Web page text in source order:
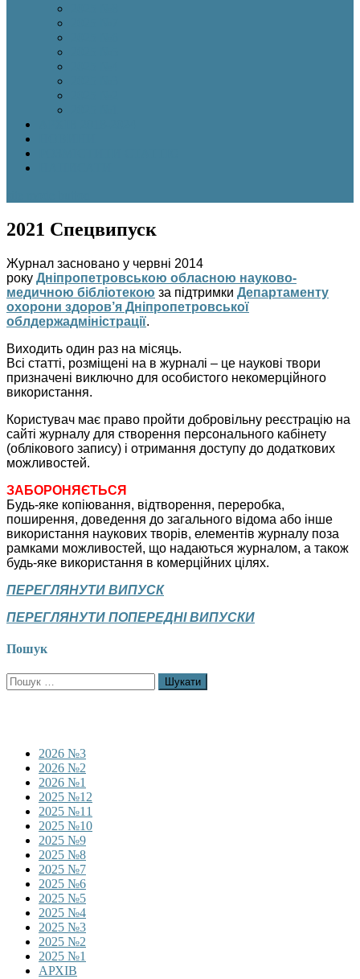
2021 Спецвипуск
Журнал засновано у червні 2014
року Дніпропетровською обласною науково-
медичною бібліотекою за підтримки Департаменту
охорони здоров’я Дніпропетровської
облдержадміністрації.
Виходить один раз на місяць.
Всі статті, розміщені на в журналі – це наукові твори
призначені виключно для особистого некомерційного
використання.
Користувач має право пройти добровільну реєстрацію на
сайті журналу для створення персонального кабінету
(облікового запису) і отримання доступу до додаткових
можливостей.
ЗАБОРОНЯЄТЬСЯ
Будь-яке копіювання, відтворення, переробка,
поширення, доведення до загального відома або інше
використання наукових творів, елементів журналу поза
рамками можливостей, що надаються журналом, а також
будь-яке використання в комерційних цілях.
ПЕРЕГЛЯНУТИ ВИПУСК
ПЕРЕГЛЯНУТИ ПОПЕРЕДНІ ВИПУСКИ
Пошук
Пошук:
2026 №3
2026 №2
2026 №1
2025 №12
2025 №11
2025 №10
2025 №9
2025 №8
2025 №7
2025 №6
2025 №5
2025 №4
2025 №3
2025 №2
2025 №1
АРХІВ